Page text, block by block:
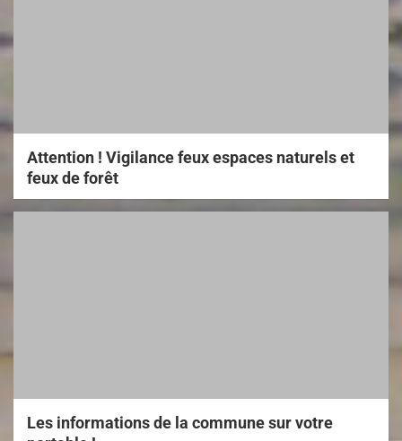
Attention ! Vigilance feux espaces naturels et
feux de forêt
Les informations de la commune sur votre